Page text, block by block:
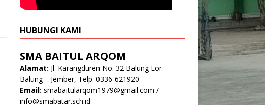
HUBUNGI KAMI
SMA BAITUL ARQOM
Alamat: Jl. Karangduren No. 32 Balung Lor-
Balung – Jember, Telp. 0336-621920
Email: smabaitularqom1979@gmail.com /
info@smabatar.sch.id